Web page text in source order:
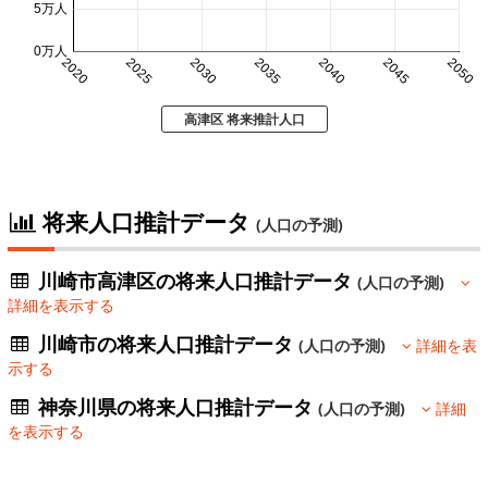
2020 2025 2030 2035 2040 2045 2050
0万人
5万人
高津区 将来推計人口
将来人口推計データ (人口の予測)
川崎市高津区の将来人口推計データ(人口の予測)
詳細を表示する
川崎市の将来人口推計データ(人口の予測)
詳細を表
示する
神奈川県の将来人口推計データ(人口の予測)
詳細
を表示する